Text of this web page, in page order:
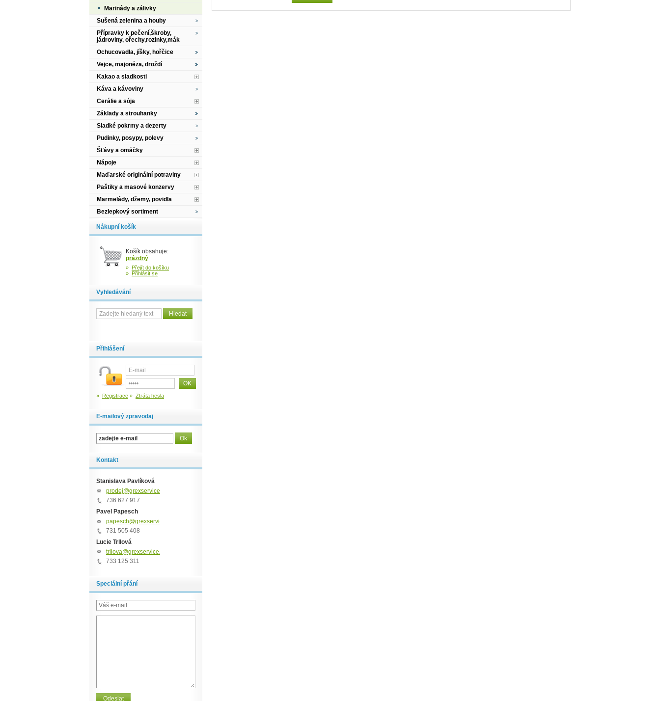
Marinády a zálivky
Sušená zelenina a houby
Přípravky k pečení,škroby,
jádroviny, ořechy,rozinky,mák
Ochucovadla, jíšky, hořčice
Vejce, majonéza, droždí
Kakao a sladkosti
Káva a kávoviny
Cerálie a sója
Základy a strouhanky
Sladké pokrmy a dezerty
Pudinky, posypy, polevy
Šťávy a omáčky
Nápoje
Maďarské originální potraviny
Paštiky a masové konzervy
Marmelády, džemy, povidla
Bezlepkový sortiment
Nákupní košík
Košík obsahuje:
prázdný
» Přejít do košíku
» Přihlásit se
Vyhledávání
Přihlášení
» Registrace » Ztráta hesla
E-mailový zpravodaj
Kontakt
Stanislava Pavlíková
prodej@grexservice.cz
736 627 917
Pavel Papesch
papesch@grexservice.cz
731 505 408
Lucie Trllová
trllova@grexservice.cz
733 125 311
Speciální přání